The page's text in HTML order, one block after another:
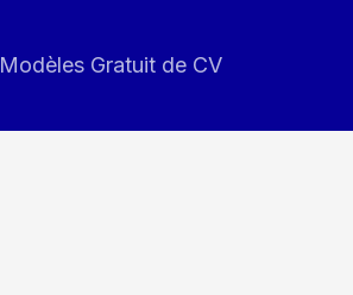
Modèles Gratuit de CV